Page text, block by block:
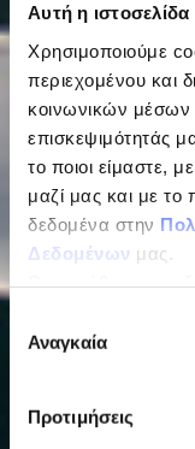
Αυτή η
Χρησιμοποιούμε
περιεχομένου και
κοινωνικών μέσων
επισκεψιμότητάς
το ποιοι είμαστε,
μαζί μας και με
δεδομένα στην
Δεδομένων μας.
συγκατάθεσης
Αναγκαία
Προτιμήσεις